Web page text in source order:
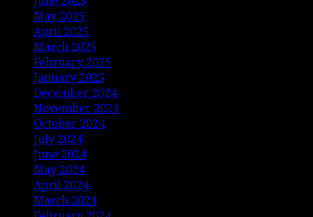
May 2025
April 2025
March 2025
February 2025
January 2025
December 2024
November 2024
October 2024
July 2024
June 2024
May 2024
April 2024
March 2024